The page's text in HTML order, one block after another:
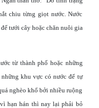
chiu từng giọt nước. Nước
tưới cây hoặc chăn nuôi gia
từ thành phố hoặc những
khu vực có nước để tự
nghèo khổ bởi nhiều ruộng
hạn hán thì nay lại phải bỏ